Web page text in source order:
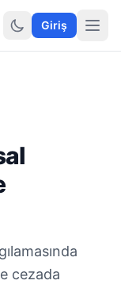
Araçlar
Giriş
cezada